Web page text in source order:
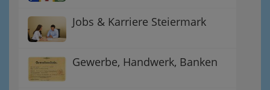
Jobs & Karriere Steiermark
Gewerbe, Handwerk, Banken